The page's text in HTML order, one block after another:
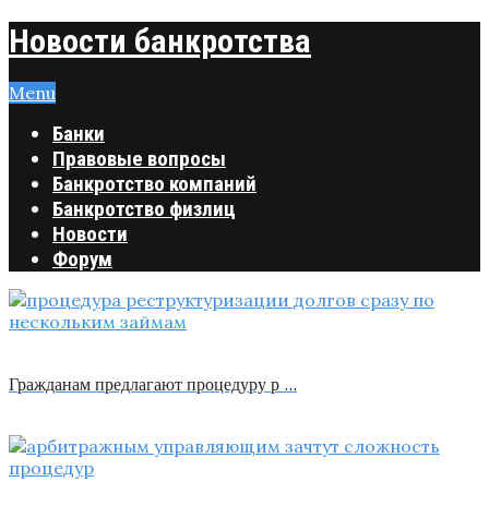
Новости банкротства
Menu
Банки
Правовые вопросы
Банкротство компаний
Банкротство физлиц
Новости
Форум
Гражданам предлагают процедуру р …